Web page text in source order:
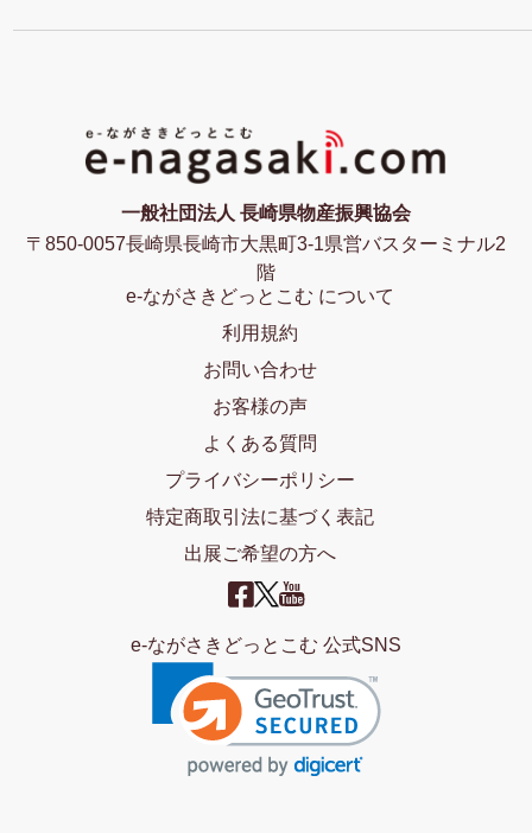
一般社団法人 長崎県物産振興協会
〒850-0057長崎県長崎市大黒町3-1県営バスターミナル2
階
e-ながさきどっとこむ について
利用規約
お問い合わせ
お客様の声
よくある質問
プライバシーポリシー
特定商取引法に基づく表記
出展ご希望の方へ
e-ながさきどっとこむ 公式SNS